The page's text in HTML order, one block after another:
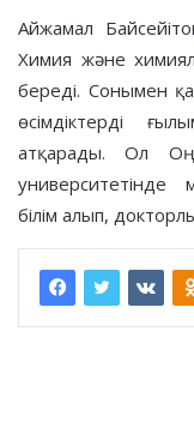
Айжамал
Химия және
береді. Сонымен
өсімдіктерді
атқарады. Ол
университетінде
білім алып,